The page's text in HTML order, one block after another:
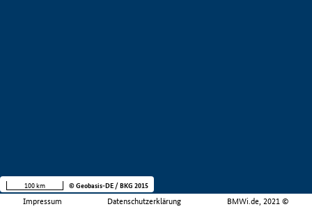
Impressum Datenschutzerklärung BMWi.de, 2021 ©
100 km © Geobasis-DE / BKG 2015